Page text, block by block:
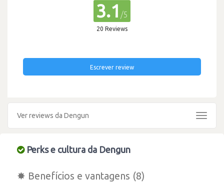
3.1 /5
20 Reviews
Escrever review
Ver reviews da Dengun
Toggle
Perks e cultura da Dengun
✸ Benefícios e vantagens (8)